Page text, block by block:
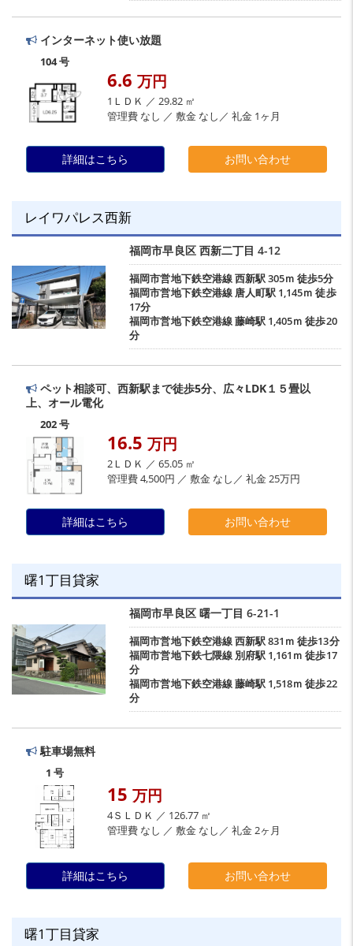
インターネット使い放題
104 号
6.6 万円
1ＬＤＫ ／ 29.82 ㎡
管理費 なし ／ 敷金 なし／ 礼金 1ヶ月
詳細はこちら お問い合わせ
レイワパレス西新
福岡市早良区 西新二丁目 4-12
福岡市営地下鉄空港線西新駅305ｍ 徒歩5分
福岡市営地下鉄空港線 唐人町駅 1,145ｍ 徒歩
17分
福岡市営地下鉄空港線藤崎駅 1,405ｍ 徒歩20
分
ペット相談可、西新駅まで徒歩5分、広々LDK１５畳以
上、オール電化
202 号
16.5 万円
2ＬＤＫ ／ 65.05 ㎡
管理費 4,500円 ／ 敷金 なし／ 礼金 25万円
詳細はこちら お問い合わせ
曙1丁目貸家
福岡市早良区 曙一丁目 6-21-1
福岡市営地下鉄空港線西新駅831ｍ 徒歩13分
福岡市営地下鉄七隈線 別府駅 1,161ｍ 徒歩17
分
福岡市営地下鉄空港線藤崎駅 1,518ｍ 徒歩22
分
駐車場無料
1 号
15 万円
4ＳＬＤＫ ／ 126.77 ㎡
管理費 なし ／ 敷金 なし／ 礼金 2ヶ月
詳細はこちら お問い合わせ
曙1丁目貸家